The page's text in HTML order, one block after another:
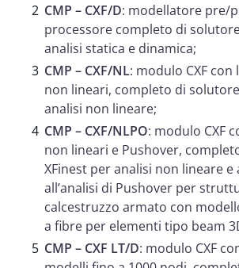
CMP – CXF/D: modellatore pre/
processore completo di
analisi statica e dinamica;
CMP – CXF/NL: modulo CXF
non lineari, completo di
analisi non lineare;
CMP – CXF/NLPO: modulo CXF
non lineari e Pushover,
XFinest per analisi non lineare
all’analisi di Pushover per
calcestruzzo armato con
a fibre per elementi tipo beam
CMP – CXF LT/D: modulo CXF